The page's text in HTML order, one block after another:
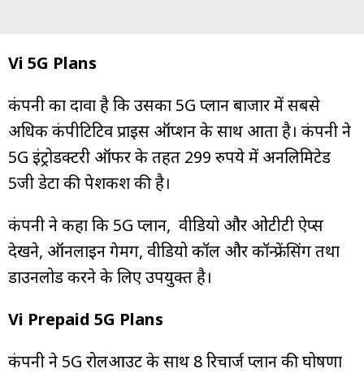
Vi 5G Plans
कंपनी का दावा है कि उसका 5G प्लान बाजार में सबसे
अधिक कंपीटिटिव प्राइस ऑप्शन के साथ आता है। कंपनी ने
5G इंट्रोडक्टरी ऑफर के तहत 299 रुपये में अनलिमिटेड
5जी डेटा की पेशकश की है।
कंपनी ने कहा कि 5G प्लान, वीडियो और ओटीटी ऐप्स
देखने, ऑनलाइन गेमिंग, वीडियो कॉल और कॉन्फ्रेंसिंग तथा
डाउनलोड करने के लिए उपयुक्त है।
Vi Prepaid 5G Plans
कंपनी ने 5G रोलआउट के साथ 8 रिचार्ज प्लान की घोषणा